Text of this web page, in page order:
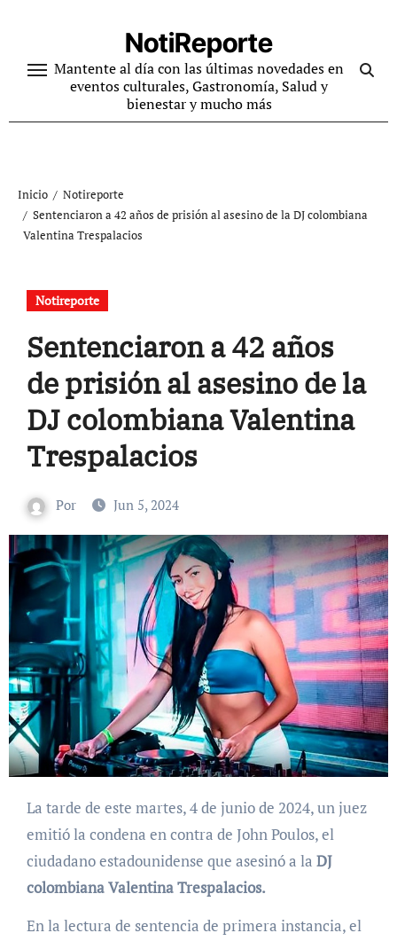
contenido
NotiReporte
Mantente al día con las últimas novedades en
eventos culturales, Gastronomía, Salud y
bienestar y mucho más
Inicio
Notireporte
Sentenciaron a 42 años de prisión al asesino de la DJ colombiana
Valentina Trespalacios
Notireporte
Sentenciaron a 42 años
de prisión al asesino de la
DJ colombiana Valentina
Trespalacios
Por Jun 5, 2024
La tarde de este martes, 4 de junio de 2024, un juez
emitió la condena en contra de John Poulos, el
ciudadano estadounidense que asesinó a la DJ
colombiana Valentina Trespalacios.
En la lectura de sentencia de primera instancia, el